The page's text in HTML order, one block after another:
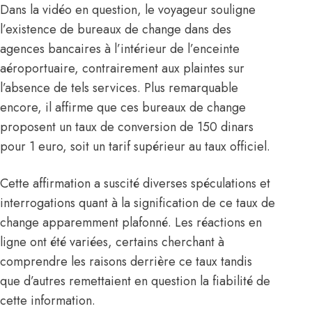
Dans la vidéo en question, le voyageur souligne
l’existence de bureaux de change dans des
agences bancaires à l’intérieur de l’enceinte
aéroportuaire, contrairement aux plaintes sur
l’absence de tels services. Plus remarquable
encore, il affirme que ces bureaux de change
proposent un taux de conversion de 150 dinars
pour 1 euro, soit un tarif supérieur au taux officiel.
Cette affirmation a suscité diverses spéculations et
interrogations quant à la signification de ce taux de
change apparemment plafonné. Les réactions en
ligne ont été variées, certains cherchant à
comprendre les raisons derrière ce taux tandis
que d’autres remettaient en question la fiabilité de
cette information.